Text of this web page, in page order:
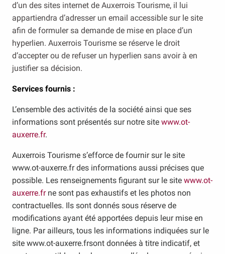
d’un des sites internet de Auxerrois Tourisme, il lui
appartiendra d’adresser un email accessible sur le site
afin de formuler sa demande de mise en place d’un
hyperlien. Auxerrois Tourisme se réserve le droit
d’accepter ou de refuser un hyperlien sans avoir à en
justifier sa décision.
Services fournis :
L’ensemble des activités de la société ainsi que ses
informations sont présentés sur notre site www.ot-
auxerre.fr.
Auxerrois Tourisme s’efforce de fournir sur le site
www.ot-auxerre.fr des informations aussi précises que
possible. Les renseignements figurant sur le site www.ot-
auxerre.frne sont pas exhaustifs et les photos non
contractuelles. Ils sont donnés sous réserve de
modifications ayant été apportées depuis leur mise en
ligne. Par ailleurs, tous les informations indiquées sur le
site www.ot-auxerre.frsont données à titre indicatif, et